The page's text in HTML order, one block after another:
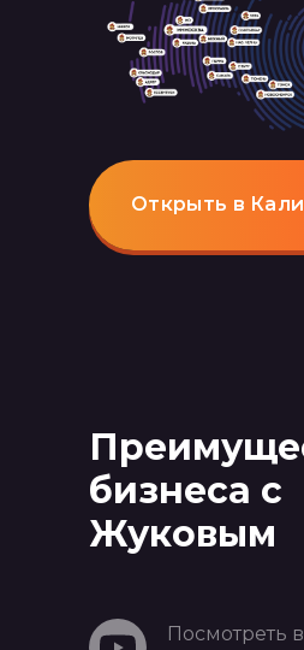
Открыть в
бизнеса с
Жуковым
Посмотреть